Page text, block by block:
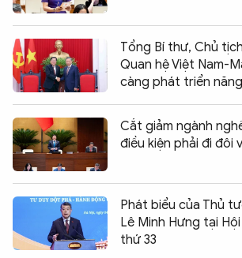
Tổng Bí thư, Chủ
Quan hệ Việt Nam-
càng phát triển
Cắt giảm ngành
điều kiện phải đi đôi
Phát biểu của Thủ
Lê Minh Hưng tại
thứ 33